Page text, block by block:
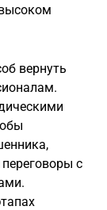
вернуть
с